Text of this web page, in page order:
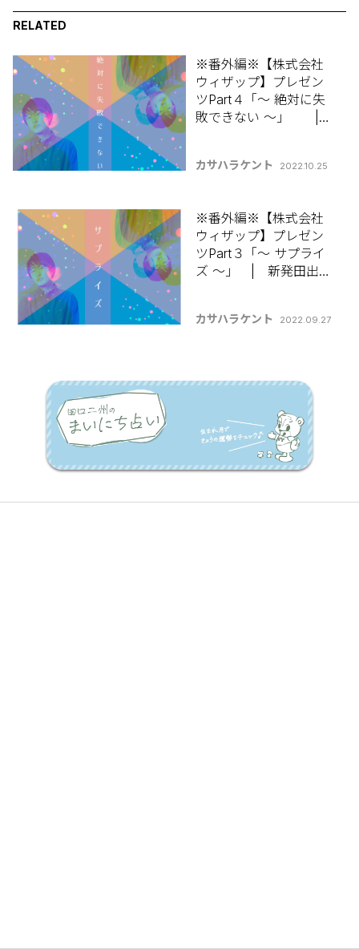
RELATED
※番外編※【株式会社
ウィザップ】プレゼン
ツPart４「～ 絶対に失
敗できない ～」 |
書けばいいんです
カサハラケント 2022.10.25
※番外編※【株式会社
ウィザップ】プレゼン
ツPart３「～ サプライ
ズ ～」 | 新発田出身
んですか？】
カサハラケント 2022.09.27